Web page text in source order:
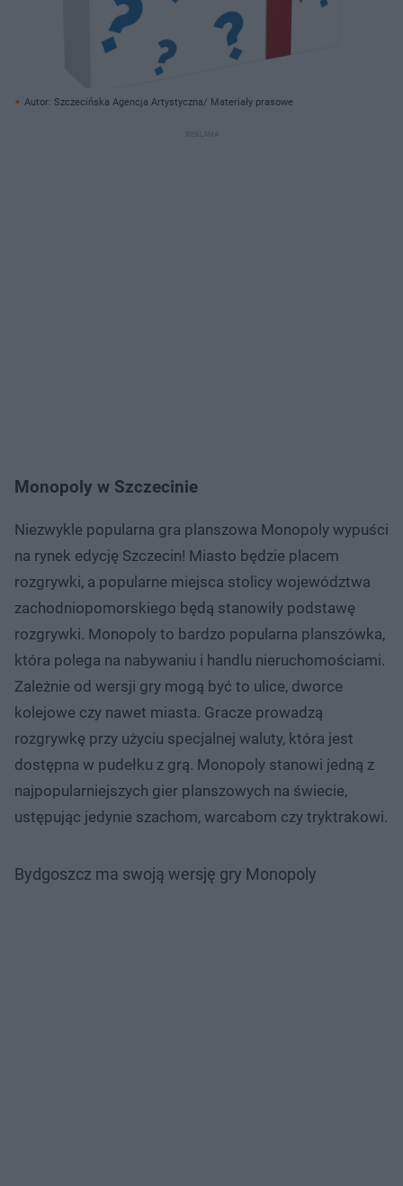
Autor: Szczecińska Agencja Artystyczna/ Materiały prasowe
Monopoly w Szczecinie
Niezwykle popularna gra planszowa Monopoly wypuści
na rynek edycję Szczecin! Miasto będzie placem
rozgrywki, a popularne miejsca stolicy województwa
zachodniopomorskiego będą stanowiły podstawę
rozgrywki. Monopoly to bardzo popularna planszówka,
która polega na nabywaniu i handlu nieruchomościami.
Zależnie od wersji gry mogą być to ulice, dworce
kolejowe czy nawet miasta. Gracze prowadzą
rozgrywkę przy użyciu specjalnej waluty, która jest
dostępna w pudełku z grą. Monopoly stanowi jedną z
najpopularniejszych gier planszowych na świecie,
ustępując jedynie szachom, warcabom czy tryktrakowi.
Bydgoszcz ma swoją wersję gry Monopoly